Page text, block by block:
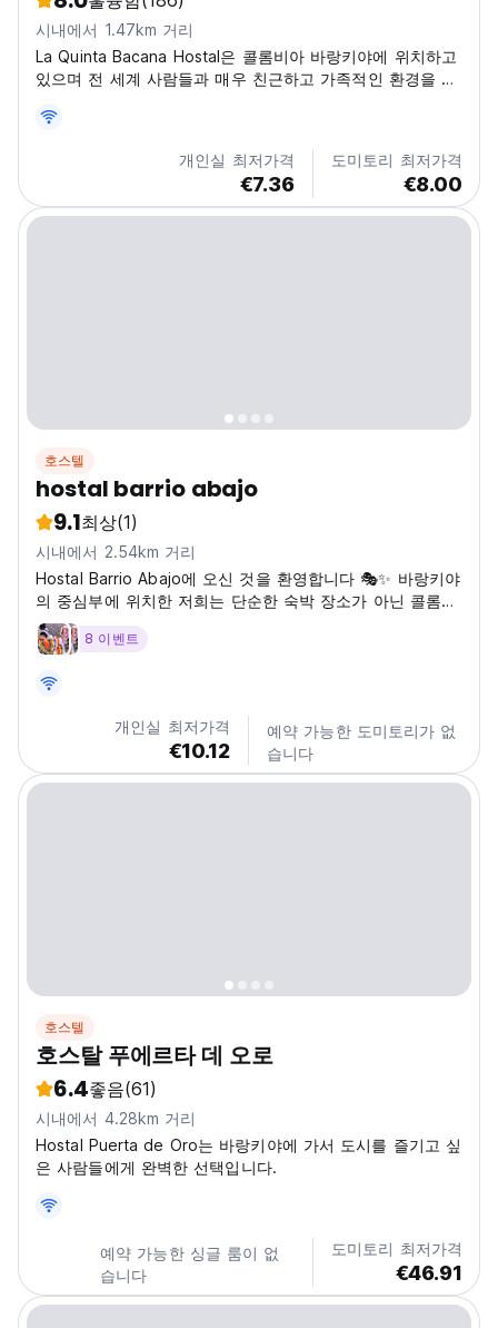
시내에서 1.47km 거리
La Quinta Bacana Hostal은 콜롬비아 바랑키야에 위치하고
있으며 전 세계 사람들과 매우 친근하고 가족적인 환경을 갖
개인실 최저가격
€7.36
도미토리 최저가격
€8.00
호스텔
hostal barrio abajo
9.1최상(1)
시내에서 2.54km 거리
Hostal Barrio Abajo에 오신 것을 환영합니다 🎭✨ 바랑키야
의 중심부에 위치한 저희는 단순한 숙박 장소가 아닌 콜롬비
아 카리브해의 진정한 본질과 연결되는 문화 공간입니다. 저
희 호스텔은 지역 사회에 뿌리를 두고 있으며, 이 도시를 진
긴밀히 협력하고 있습니다. 이곳에서는 단순한 숙박이 아닌
경험을 할 수 있습니다. 머무시는 동안 문화 활동, 현지 예술,
음악, 창작 공간, 그리고 모든...
8 이벤트
개인실 최저가격
€10.12
예약 가능한 도미토리가 없
습니다
호스텔
호스탈 푸에르타 데 오로
6.4좋음(61)
시내에서 4.28km 거리
Hostal Puerta de Oro는 바랑키야에 가서 도시를 즐기고 싶
은 사람들에게 완벽한 선택입니다.
예약 가능한 싱글 룸이 없
습니다
도미토리 최저가격
€46.91